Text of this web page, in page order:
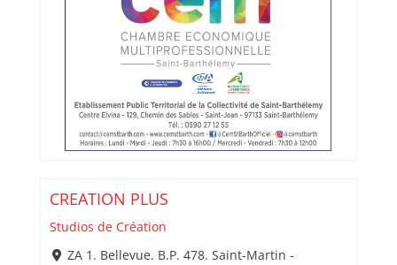
CREATION PLUS
Studios de Création
ZA 1. Bellevue. B.P. 478. Saint-Martin -